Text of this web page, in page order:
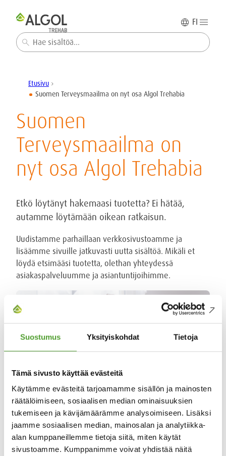
Suostumus Yksityiskohdat Tietoja
Tämä sivusto käyttää evästeitä
Käytämme evästeitä tarjoamamme sisällön ja mainosten
räätälöimiseen, sosiaalisen median ominaisuuksien
tukemiseen ja kävijämäärämme analysoimiseen. Lisäksi
jaamme sosiaalisen median, mainosalan ja analytiikka-
alan kumppaneillemme tietoja siitä, miten käytät
sivustoamme. Kumppanimme voivat yhdistää näitä
FI
Haku
Etusivu chevron_right
Suomen Terveysmaailma on nyt osa Algol Trehabia
Suomen
Terveysmaailma on
nyt osa Algol Trehabia
Etkö löytänyt hakemaasi tuotetta? Ei hätää,
autamme löytämään oikean ratkaisun.
Uudistamme parhaillaan verkkosivustoamme ja
lisäämme sivuille jatkuvasti uutta sisältöä. Mikäli et
löydä etsimääsi tuotetta, olethan yhteydessä
asiakaspalveluumme ja asiantuntijoihimme.
Olemme apunasi